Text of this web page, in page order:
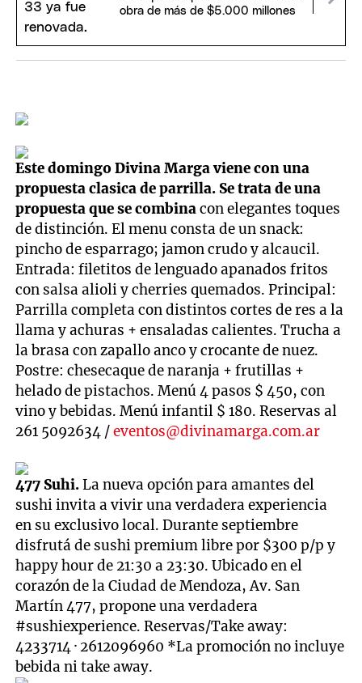
obra de más de $5.000 millones
Este domingo Divina Marga viene con una
propuesta clasica de parrilla. Se trata de una
propuesta que se combinacon elegantes toques
de distinción. El menu consta de un snack:
pincho de esparrago; jamon crudo y alcaucil.
Entrada: filetitos de lenguado apanados fritos
con salsa alioli y cherries quemados. Principal:
Parrilla completa con distintos cortes de res a la
llama y achuras + ensaladas calientes. Trucha a
la brasa con zapallo anco y crocante de nuez.
Postre: chesecaque de naranja + frutillas +
helado de pistachos. Menú 4 pasos $ 450, con
vino y bebidas. Menú infantil $ 180. Reservas al
261 5092634 /eventos@divinamarga.com.ar
477 Suhi.La nueva opción para amantes del
sushi invita a vivir una verdadera experiencia
en su exclusivo local. Durante septiembre
disfrutá de sushi premium libre por $300 p/p y
happy hour de 21:30 a 23:30. Ubicado en el
corazón de la Ciudad de Mendoza, Av. San
Martín 477, propone una verdadera
#sushiexperience. Reservas/Take away:
4233714 · 2612096960 *La promoción no incluye
bebida ni take away.